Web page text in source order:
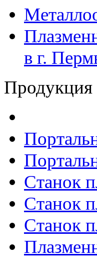
в г.
Продукция
Станок
Станок
Станок